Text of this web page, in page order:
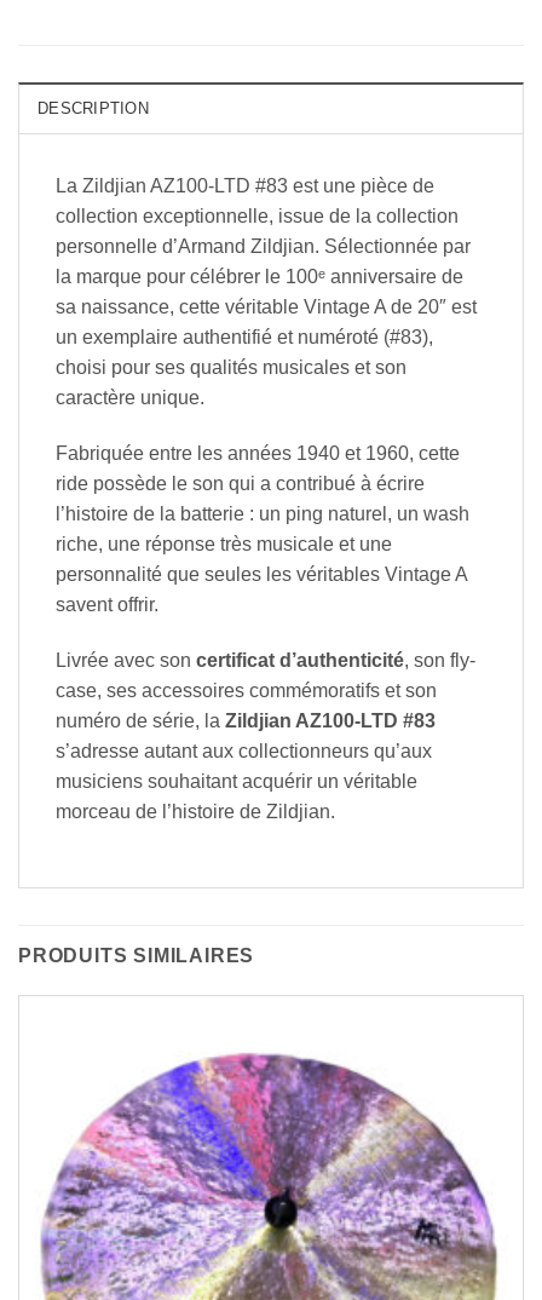
DESCRIPTION
La Zildjian AZ100-LTD #83 est une pièce de
collection exceptionnelle, issue de la collection
personnelle d’Armand Zildjian. Sélectionnée par
la marque pour célébrer le 100ᵉ anniversaire de
sa naissance, cette véritable Vintage A de 20″ est
un exemplaire authentifié et numéroté (#83),
choisi pour ses qualités musicales et son
caractère unique.
Fabriquée entre les années 1940 et 1960, cette
ride possède le son qui a contribué à écrire
l’histoire de la batterie : un ping naturel, un wash
riche, une réponse très musicale et une
personnalité que seules les véritables Vintage A
savent offrir.
Livrée avec son certificat d’authenticité, son fly-
case, ses accessoires commémoratifs et son
numéro de série, la Zildjian AZ100-LTD #83
s’adresse autant aux collectionneurs qu’aux
musiciens souhaitant acquérir un véritable
morceau de l’histoire de Zildjian.
PRODUITS SIMILAIRES